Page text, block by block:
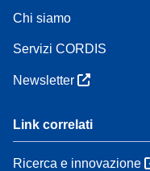
Chi siamo
Servizi CORDIS
Newsletter
Link correlati
Ricerca e innovazione